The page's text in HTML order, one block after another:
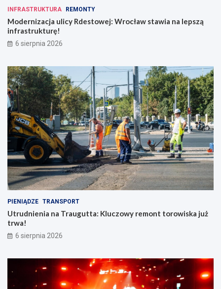
INFRASTRUKTURA REMONTY
Modernizacja ulicy Rdestowej: Wrocław stawia na lepszą
infrastrukturę!
6 sierpnia 2026
PIENIĄDZE TRANSPORT
Utrudnienia na Traugutta: Kluczowy remont torowiska już
trwa!
6 sierpnia 2026